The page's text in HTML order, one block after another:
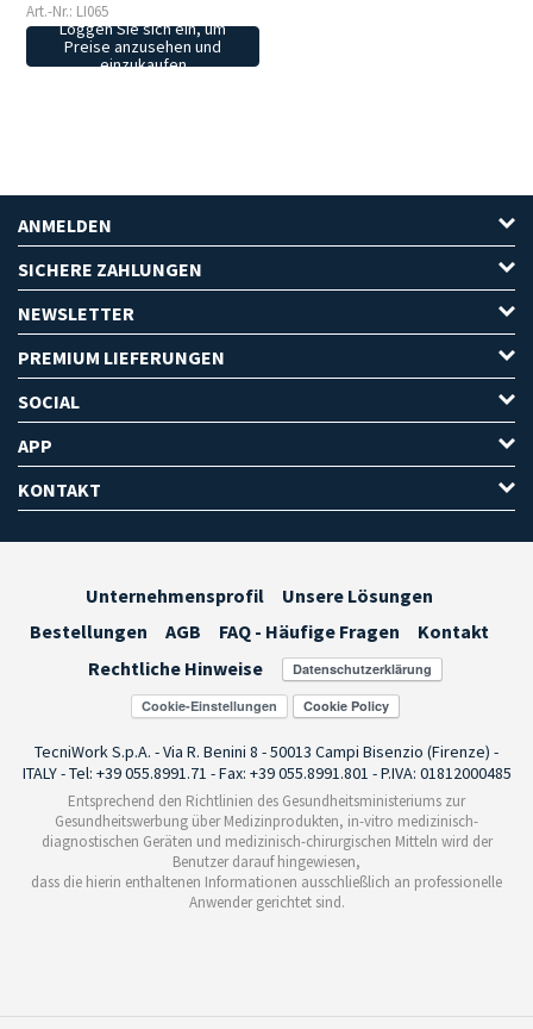
Art.-Nr.: LI065
Loggen Sie sich ein, um
Preise anzusehen und
einzukaufen
ANMELDEN
SICHERE ZAHLUNGEN
NEWSLETTER
PREMIUM LIEFERUNGEN
SOCIAL
APP
KONTAKT
Unternehmensprofil
Unsere Lösungen
Bestellungen
AGB FAQ - Häufige Fragen
Kontakt
Rechtliche Hinweise
Cookie-Einstellungen
TecniWork S.p.A. - Via R. Benini 8 - 50013 Campi Bisenzio (Firenze) -
ITALY - Tel: +39 055.8991.71 - Fax: +39 055.8991.801 - P.IVA: 01812000485
Entsprechend den Richtlinien des Gesundheitsministeriums zur
Gesundheitswerbung über Medizinprodukten, in-vitro medizinisch-
diagnostischen Geräten und medizinisch-chirurgischen Mitteln wird der
Benutzer darauf hingewiesen,
dass die hierin enthaltenen Informationen ausschließlich an professionelle
Anwender gerichtet sind.